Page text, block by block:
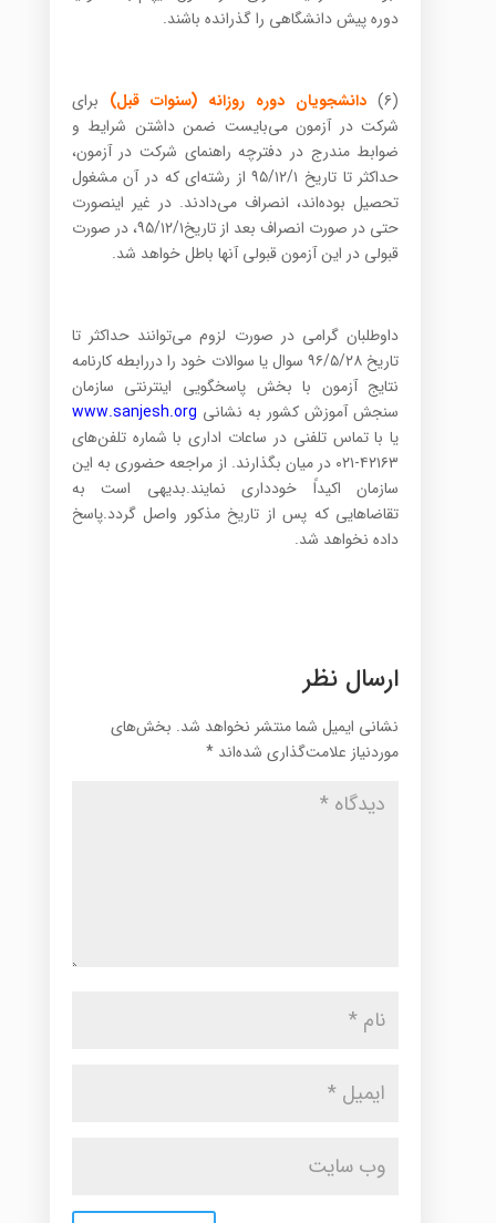
دوره پیش دانشگاهی را گذرانده باشند.
(۶) دانشجویان دوره روزانه (سنوات قبل) برای
شرکت در آزمون می‌بایست ضمن داشتن شرایط و
ضوابط مندرج در دفترچه راهنمای شرکت در آزمون،
حداکثر تا تاریخ ۹۵/۱۲/۱ از رشته‌ای که در آن مشغول
تحصیل بوده‌اند، انصراف می‌دادند. در غیر اینصورت
حتی در صورت انصراف بعد از تاریخ۹۵/۱۲/۱، در صورت
قبولی در این آزمون قبولی آنها باطل خواهد شد.
داوطلبان گرامی در صورت لزوم می‌توانند حداکثر تا
تاریخ ۹۶/۵/۲۸ سوال یا سوالات خود را دررابطه کارنامه
نتایج آزمون با بخش پاسخگویی اینترنتی سازمان
سنجش آموزش کشور به نشانی www.sanjesh.org
یا با تماس تلفنی در ساعات اداری با شماره تلفن‌های
۴۲۱۶۳-۰۲۱ در میان بگذارند. از مراجعه حضوری به این
سازمان اکیداً خودداری نمایند.بدیهی است به
تقاضاهایی که پس از تاریخ مذکور واصل گردد.پاسخ
داده نخواهد شد.
ارسال نظر
نشانی ایمیل شما منتشر نخواهد شد. بخش‌های
موردنیاز علامت‌گذاری شده‌اند *